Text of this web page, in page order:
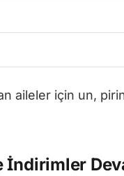
aileler için un,
İndirimler